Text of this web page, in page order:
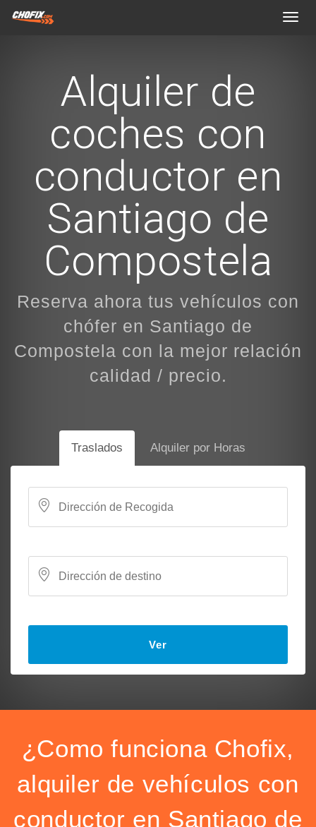
Alquiler de
coches con
conductor en
Santiago de
Compostela
Reserva ahora tus vehículos con
chófer en Santiago de
Compostela con la mejor relación
calidad / precio.
Traslados Alquiler por Horas
Ver
¿Como funciona Chofix,
alquiler de vehículos con
conductor en Santiago de